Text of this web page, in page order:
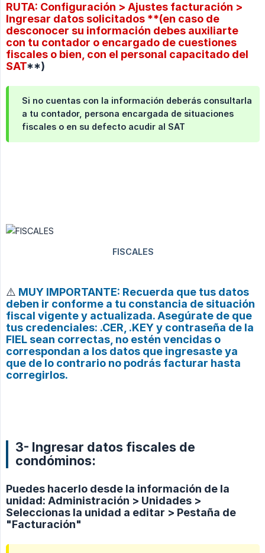
RUTA: Configuración > Ajustes facturación >
Ingresar datos solicitados **(en caso de
desconocer su información debes auxiliarte
con tu contador o encargado de cuestiones
fiscales o bien, con el personal capacitado del
SAT**)
Si no cuentas con la información deberás consultarla
a tu contador, persona encargada de situaciones
fiscales o en su defecto acudir al SAT
⚠️ MUY IMPORTANTE: Recuerda que tus datos
deben ir conforme a tu constancia de situación
fiscal vigente y actualizada. Asegúrate de que
tus credenciales: .CER, .KEY y contraseña de la
FIEL sean correctas, no estén vencidas o
correspondan a los datos que ingresaste ya
que de lo contrario no podrás facturar hasta
corregirlos.
3- Ingresar datos fiscales de
condóminos:
Puedes hacerlo desde la información de la
unidad: Administración > Unidades >
Seleccionas la unidad a editar > Pestaña de
"Facturación"